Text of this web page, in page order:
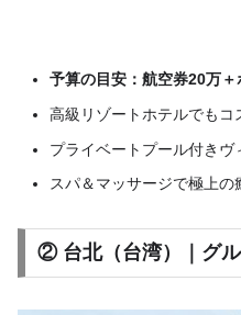
予算の目安：航空券20万
高級リゾートホテルでもコ
プライベートプール付きヴ
スパ＆マッサージで極上の
② 台北（台湾）｜グ